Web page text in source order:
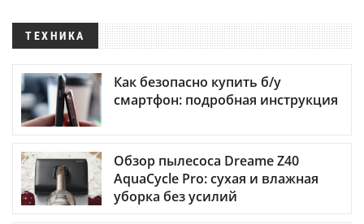
ТЕХНИКА
Как безопасно купить б/у
смартфон: подробная инструкция
Обзор пылесоса Dreame Z40
AquaCycle Pro: сухая и влажная
уборка без усилий